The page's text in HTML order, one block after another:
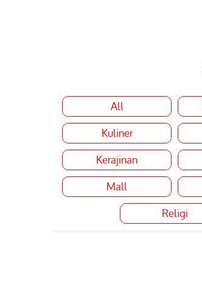
All
Kuliner
Kerajinan
Mall
Religi